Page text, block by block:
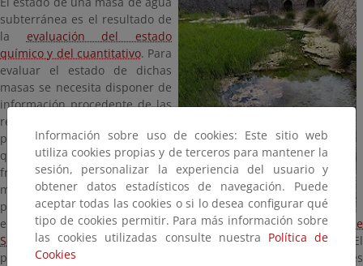
subterránea es el resultado de
la evaluación del estado
químico y del cuantitativo. Para
evaluar el estado de dichas
masas se necesita disponer de
información procedente de las
redes de seguimiento
piezométrico, foronómico y
químico, que junto con las
frecuencias de muestreo y
medición y la densidad de los
puntos de control de las redes,
entre otros factores, constituyen los denominadosProgramas de
Seguimiento (PDS) del estado de las aguas subterráneas. El
programa de seguimiento del estado cuantitativo incluye tres
Información sobre uso de cookies: Este sitio web
utiliza cookies propias y de terceros para mantener la
sesión, personalizar la experiencia del usuario y
obtener datos estadísticos de navegación. Puede
aceptar todas las cookies o si lo desea configurar qué
tipo de cookies permitir. Para más información sobre
las cookies utilizadas consulte nuestra Política de
Cookies